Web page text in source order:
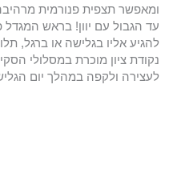
ומאפשר תצפית פנורמית
עד הגבול עם יוון! בראש
להגיע אליו בגלישה או ברגל,
נקודת ציון מוכרת במסלולי
לעצירה ולקפה במהלך יום